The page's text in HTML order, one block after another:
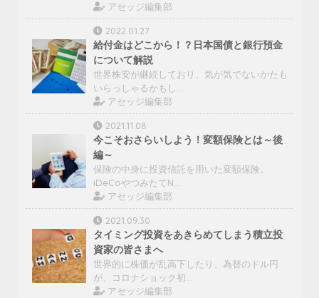
アセッジ編集部
2022.01.27
給付金はどこから！？日本国債と銀行預金
について解説
世界株安が継続しており、気が気でないかたも
いらっしゃるかもし…
アセッジ編集部
2021.11.08
今こそおさらいしよう！変額保険とは～後
編～
保険の中身に投資信託を用いた変額保険。
iDeCoやつみたてN…
アセッジ編集部
2021.09.30
タイミング投資をあきらめてしまう積立投
資家の皆さまへ
世界的に株価が乱高下したり、為替のドル円
が、コロナショック初…
アセッジ編集部